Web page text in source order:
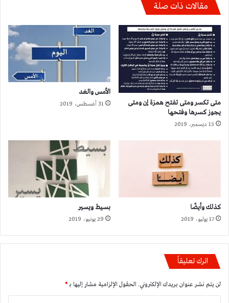
مقالات ذات صلة
متى تكسر ومتى تفتح همزة إن ومتى
يجوز كسرها وفتحها
15 ديسمبر، 2019
الأمس والغد
31 أغسطس، 2019
كذلك وأيضًا
17 يوليو، 2019
بسيط ويسير
29 يونيو، 2019
اترك تعليقاً
لن يتم نشر عنوان بريدك الإلكتروني. الحقول الإلزامية مشار إليها بـ*